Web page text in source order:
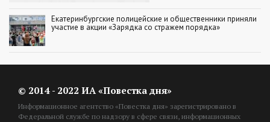
Екатеринбургские полицейские и общественники приняли
участие в акции «Зарядка со стражем порядка»
© 2014 - 2022 ИА «Повестка дня»
Информационное агентство «Повестка дня» зарегистрировано в
Федеральной службе по надзору в сфере связи, информационных